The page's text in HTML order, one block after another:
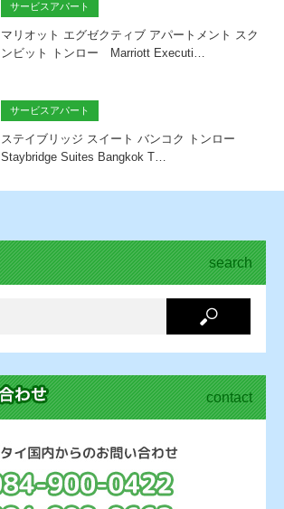
サービスアパート
マリオット エグゼクティブ アパートメント スク
ンビット トンロー Marriott Executi…
サービスアパート
ステイブリッジ スイート バンコク トンロー
Staybridge Suites Bangkok T…
search
contact